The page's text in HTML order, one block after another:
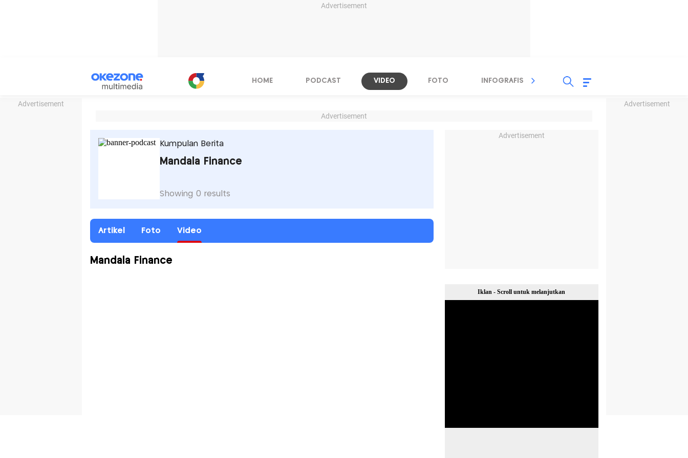
Advertisement
Advertisement Advertisement
HOME PODCAST VIDEO FOTO INFOGRAFIS TV STREAMING
Advertisement
Kumpulan Berita
Mandala Finance
Showing 0 results
Artikel Foto Video
Mandala Finance
Advertisement
Iklan - Scroll untuk melanjutkan